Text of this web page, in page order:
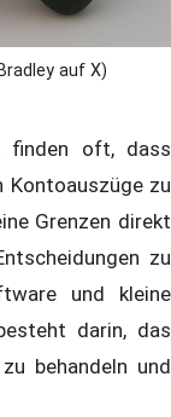
auf X)
finden oft, dass
zu
Grenzen direkt
zu
und kleine
darin, das
behandeln und